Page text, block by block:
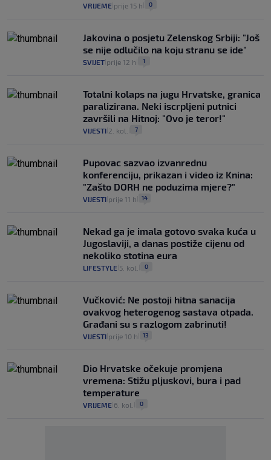
VRIJEME prije 15 h 0
Jakovina o posjetu Zelenskog Srbiji: "Još
se nije odlučilo na koju stranu se ide"
SVIJET prije 12 h 1
Totalni kolaps na jugu Hrvatske, granica
paralizirana. Neki iscrpljeni putnici
završili na Hitnoj: "Ovo je teror!"
VIJESTI 2. kol. 7
Pupovac sazvao izvanrednu
konferenciju, prikazan i video iz Knina:
"Zašto DORH ne poduzima mjere?"
VIJESTI prije 11 h 14
Nekad ga je imala gotovo svaka kuća u
Jugoslaviji, a danas postiže cijenu od
nekoliko stotina eura
LIFESTYLE 5. kol. 0
Vučković: Ne postoji hitna sanacija
ovakvog heterogenog sastava otpada.
Građani su s razlogom zabrinuti!
VIJESTI prije 10 h 13
Dio Hrvatske očekuje promjena
vremena: Stižu pljuskovi, bura i pad
temperature
VRIJEME 6. kol. 0